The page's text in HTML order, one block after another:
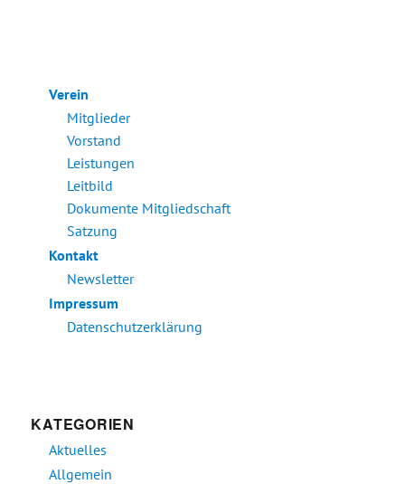
Verein
Mitglieder
Vorstand
Leistungen
Leitbild
Dokumente Mitgliedschaft
Satzung
Kontakt
Newsletter
Impressum
Datenschutzerklärung
KATEGORIEN
Aktuelles
Allgemein